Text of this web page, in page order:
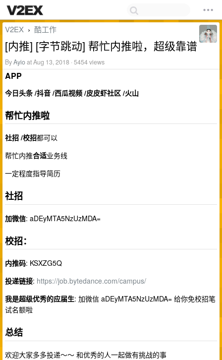
V2EX › 酷工作
[内推] [字节跳动] 帮忙内推啦，超级靠谱
ByAyioat Aug 13, 2018 · 5454 views
APP
今日头条 /抖音 /西瓜视频 /皮皮虾社区 /火山
帮忙内推啦
社招 /校招都可以
帮忙内推合适业务线
一定程度指导简历
社招
加微信: aDEyMTA5NzUzMDA=
校招：
内推码: KSXZG5Q
投递链接: https://job.bytedance.com/campus/
我是超级优秀的应届生: 加微信 aDEyMTA5NzUzMDA= 给你免校招笔
试名额啦
总结
欢迎大家多多投递～～ 和优秀的人一起做有挑战的事